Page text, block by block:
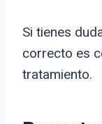
Si tienes
correcto es
tratamiento.